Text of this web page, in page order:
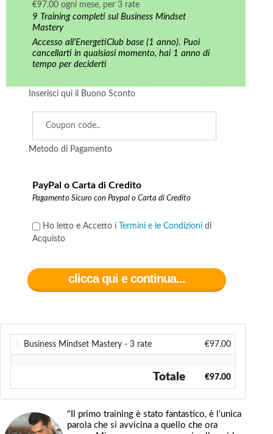
€97.00 ogni mese, per 3 rate
9 Training completi sul Business Mindset
Mastery
Accesso all'EnergetiClub base (1 anno). Puoi
cancellarti in qualsiasi momento, hai 1 anno di
tempo per deciderti
Inserisci qui il Buono Sconto
Metodo di Pagamento
PayPal o Carta di Credito
Pagamento Sicuro con Paypal o Carta di Credito
Ho letto e Accetto i Termini e le Condizioni di
Acquisto
Business Mindset Mastery - 3 rate €97.00
Totale €97.00
"Il primo training è stato fantastico, è l'unica
parola che si avvicina a quello che ora